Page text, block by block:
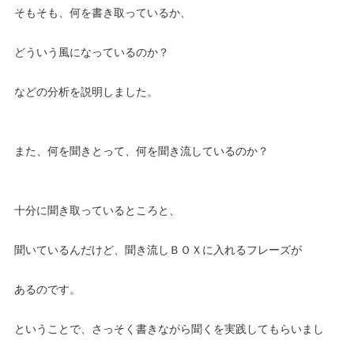
そもそも、何を書き取っているか、
どういう風になっているのか？
などの分析を説明しました。
また、何を聞きとって、何を聞き流しているのか？
十分に聞き取っているところと、
聞いているんだけど、聞き流しＢＯＸに入れるフレーズが
あるのです。
ということで、さっそく書きながら聞くを実践してもらいまし